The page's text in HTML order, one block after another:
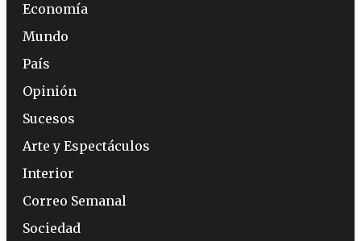
Economía
Mundo
País
Opinión
Sucesos
Arte y Espectáculos
Interior
Correo Semanal
Sociedad